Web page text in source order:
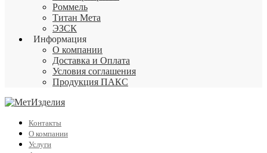
Роммель
Титан Мета
ЭЗСК
Информация
О компании
Доставка и Оплата
Условия соглашения
Продукция ПАКС
Контакты
О компании
Услуги